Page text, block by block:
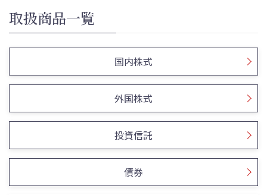
取扱商品一覧
国内株式
外国株式
投資信託
債券